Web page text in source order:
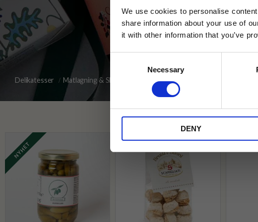
We use cookies to personalise
share information about your use of
it with other information that you’ve
Necessary
DENY
Delikatesser Matlagning & Skafferi
NYHET
Jag samtycker till Tehuset Javas villkor.Läs mer
* Rabatten gäller endast online på Tehusetjava.se.
på ordinarie priser och kan ej kombineras med